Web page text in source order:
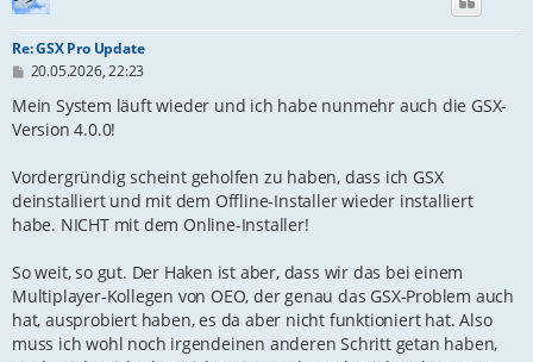
Re: GSX Pro Update
B
i
r
g
20.05.2026, 22:23
Mein System läuft wieder und ich habe nunmehr auch die GSX-
Version 4.0.0!
Vordergründig scheint geholfen zu haben, dass ich GSX
deinstalliert und mit dem Offline-Installer wieder installiert
habe. NICHT mit dem Online-Installer!
So weit, so gut. Der Haken ist aber, dass wir das bei einem
Multiplayer-Kollegen von OEO, der genau das GSX-Problem auch
hat, ausprobiert haben, es da aber nicht funktioniert hat. Also
muss ich wohl noch irgendeinen anderen Schritt getan haben,